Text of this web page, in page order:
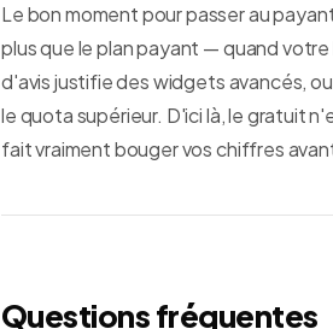
Le bon moment pour passer au
plus que le plan payant — quand
d'avis justifie des widgets avancés,
le quota supérieur. D'ici là, le gratuit
fait vraiment bouger vos chiffres
Questions fréquentes